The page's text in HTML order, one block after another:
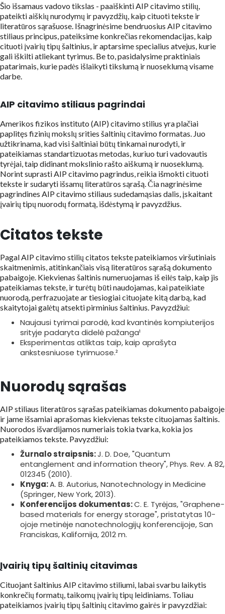
Šio išsamaus vadovo tikslas - paaiškinti AIP citavimo stilių,
pateikti aiškių nurodymų ir pavyzdžių, kaip cituoti tekste ir
literatūros sąrašuose. Išnagrinėsime bendruosius AIP citavimo
stiliaus principus, pateiksime konkrečias rekomendacijas, kaip
cituoti įvairių tipų šaltinius, ir aptarsime specialius atvejus, kurie
gali iškilti atliekant tyrimus. Be to, pasidalysime praktiniais
patarimais, kurie padės išlaikyti tikslumą ir nuoseklumą visame
darbe.
AIP citavimo stiliaus pagrindai
Amerikos fizikos instituto (AIP) citavimo stilius yra plačiai
paplitęs fizinių mokslų srities šaltinių citavimo formatas. Juo
užtikrinama, kad visi šaltiniai būtų tinkamai nurodyti, ir
pateikiamas standartizuotas metodas, kuriuo turi vadovautis
tyrėjai, taip didinant mokslinio rašto aiškumą ir nuoseklumą.
Norint suprasti AIP citavimo pagrindus, reikia išmokti cituoti
tekste ir sudaryti išsamų literatūros sąrašą. Čia nagrinėsime
pagrindines AIP citavimo stiliaus sudedamąsias dalis, įskaitant
įvairių tipų nuorodų formatą, išdėstymą ir pavyzdžius.
Citatos tekste
Pagal AIP citavimo stilių citatos tekste pateikiamos viršutiniais
skaitmenimis, atitinkančiais visą literatūros sąrašą dokumento
pabaigoje. Kiekvienas šaltinis numeruojamas iš eilės taip, kaip jis
pateikiamas tekste, ir turėtų būti naudojamas, kai pateikiate
nuorodą, perfrazuojate ar tiesiogiai cituojate kitą darbą, kad
skaitytojai galėtų atsekti pirminius šaltinius. Pavyzdžiui:
Naujausi tyrimai parodė, kad kvantinės kompiuterijos
srityje padaryta didelė pažanga¹
Eksperimentas atliktas taip, kaip aprašyta
ankstesniuose tyrimuose.²
Nuorodų sąrašas
AIP stiliaus literatūros sąrašas pateikiamas dokumento pabaigoje
ir jame išsamiai aprašomas kiekvienas tekste cituojamas šaltinis.
Nuorodos išvardijamos numeriais tokia tvarka, kokia jos
pateikiamos tekste. Pavyzdžiui:
Žurnalo straipsnis:J. D. Doe, "Quantum
entanglement and information theory", Phys. Rev. A 82,
012345 (2010).
Knyga:A. B. Autorius, Nanotechnology in Medicine
(Springer, New York, 2013).
Konferencijos dokumentas:C. E. Tyrėjas, "Graphene-
based materials for energy storage", pristatytas 10-
ojoje metinėje nanotechnologijų konferencijoje, San
Franciskas, Kalifornija, 2012 m.
Įvairių tipų šaltinių citavimas
Cituojant šaltinius AIP citavimo stiliumi, labai svarbu laikytis
konkrečių formatų, taikomų įvairių tipų leidiniams. Toliau
pateikiamos įvairių tipų šaltinių citavimo gairės ir pavyzdžiai: